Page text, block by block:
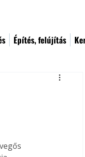
Építés, felújítás